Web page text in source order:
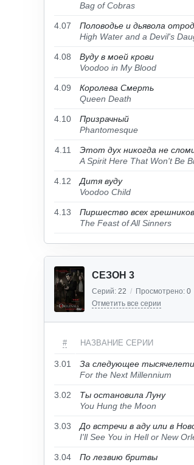
Bag of Cobras
4.07
Половодье и дьявола
High Water and a Devil's
4.08
Вуду в моей крови
Voodoo in My Blood
4.09
Королева Смерть
Queen Death
4.10
Призрачный
Phantomesque
4.11
Этот дух никогда не
A Spirit Here That Won't Be
4.12
Дитя вуду
Voodoo Child
4.13
Пиршество всех грешников
The Feast of All Sinners
СЕЗОН 3
Серий: 22 / Просмотрено: 0
Отметить все серии
# НАЗВАНИЕ СЕРИИ
3.01
За следующее
For the Next Millennium
3.02
Ты остановила Луну
You Hung the Moon
3.03
До встречи в аду или в
I'll See You in Hell or New
3.04
По лезвию бритвы